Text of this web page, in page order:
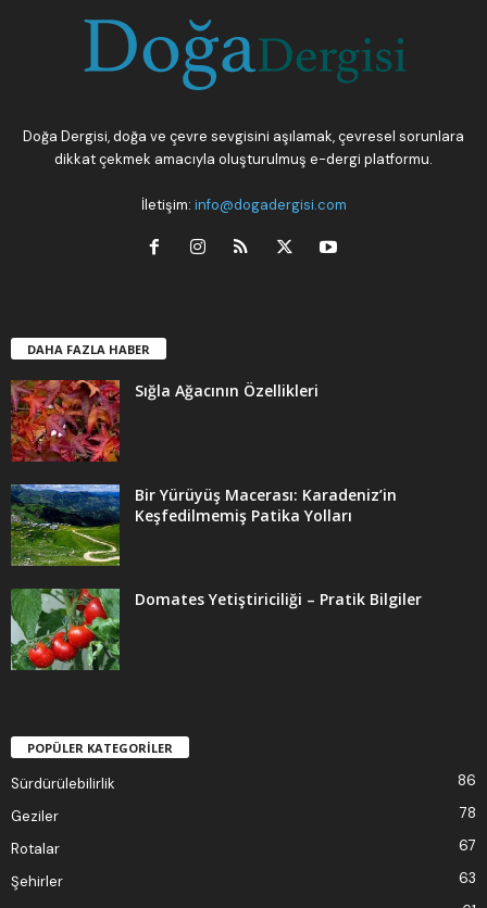
Doğa Dergisi, doğa ve çevre sevgisini aşılamak, çevresel sorunlara
dikkat çekmek amacıyla oluşturulmuş e-dergi platformu.
İletişim: info@dogadergisi.com
DAHA FAZLA HABER
Sığla Ağacının Özellikleri
Bir Yürüyüş Macerası: Karadeniz’in
Keşfedilmemiş Patika Yolları
Domates Yetiştiriciliği – Pratik Bilgiler
POPÜLER KATEGORİLER
Sürdürülebilirlik
86
Geziler
78
Rotalar
67
Şehirler
63